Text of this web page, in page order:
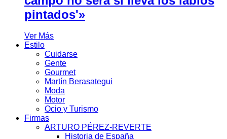
pintados'»
Ver Más
Estilo
Cuidarse
Gente
Gourmet
Martín Berasategui
Moda
Motor
Ocio y Turismo
Firmas
ARTURO PÉREZ-REVERTE
Historia de España